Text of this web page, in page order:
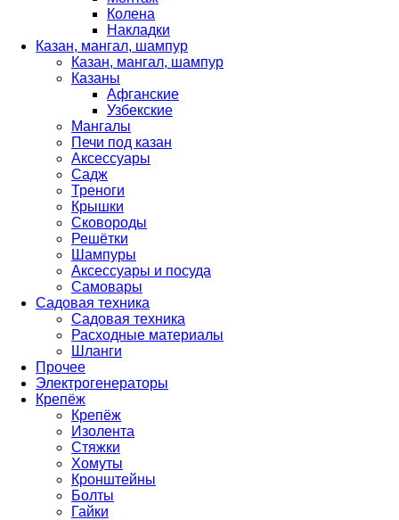
Колена
Накладки
Казан, мангал, шампур
Казан, мангал, шампур
Казаны
Афганские
Узбекские
Мангалы
Печи под казан
Аксессуары
Садж
Треноги
Крышки
Сковороды
Решётки
Шампуры
Аксессуары и посуда
Самовары
Садовая техника
Садовая техника
Расходные материалы
Шланги
Прочее
Электрогенераторы
Крепёж
Крепёж
Изолента
Стяжки
Хомуты
Кронштейны
Болты
Гайки